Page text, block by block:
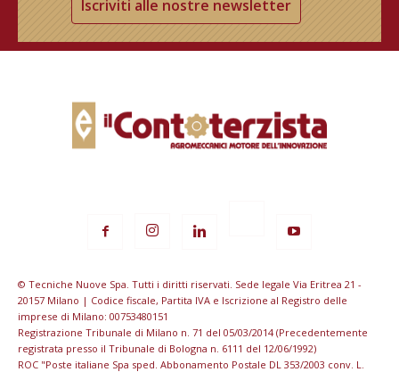
Iscriviti alle nostre newsletter
© Tecniche Nuove Spa. Tutti i diritti riservati. Sede legale Via Eritrea 21 -
20157 Milano | Codice fiscale, Partita IVA e Iscrizione al Registro delle
imprese di Milano: 00753480151
Registrazione Tribunale di Milano n. 71 del 05/03/2014 (Precedentemente
registrata presso il Tribunale di Bologna n. 6111 del 12/06/1992)
ROC "Poste italiane Spa sped. Abbonamento Postale DL 353/2003 conv. L.